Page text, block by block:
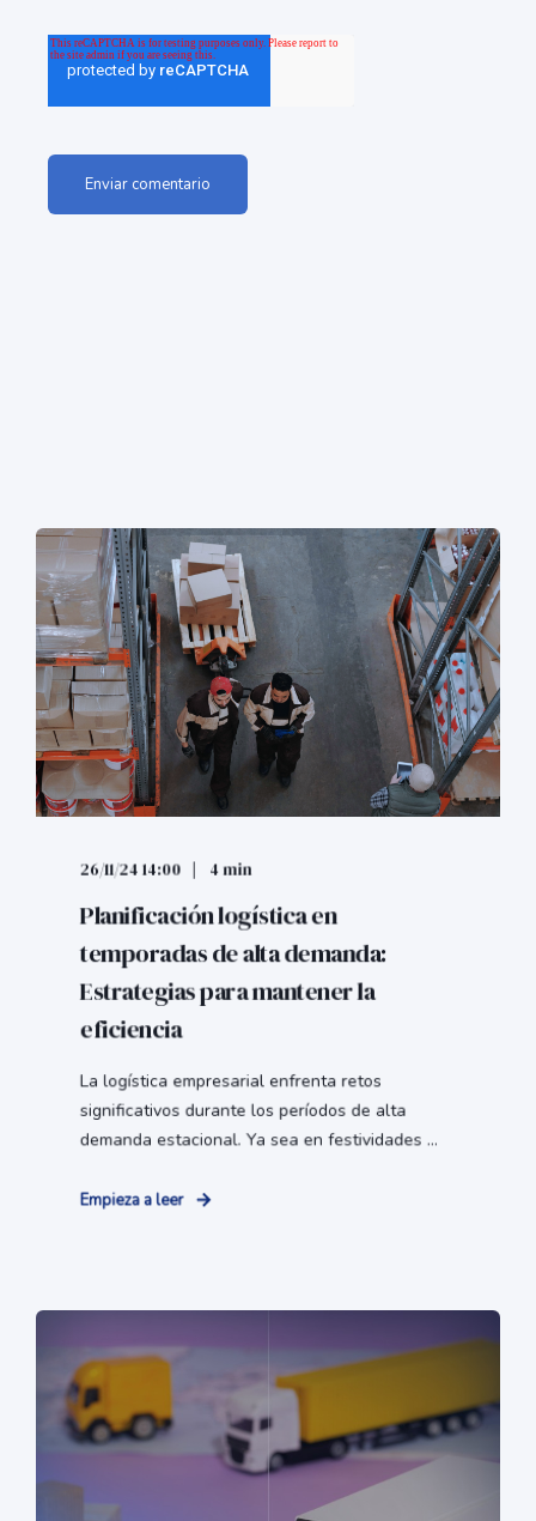
26/11/24 14:00 4 min
Planificación logística en
temporadas de alta demanda:
Estrategias para mantener la
eficiencia
La logística empresarial enfrenta retos
significativos durante los períodos de alta
demanda estacional. Ya sea en festividades ...
Empieza a leer